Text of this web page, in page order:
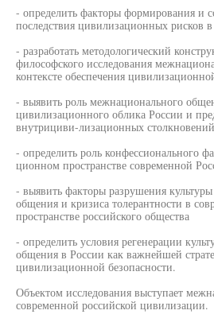
- определить факторы формирования и
последствия цивилизационных рисков
- разработать методологический
философского исследования
контексте обеспечения
- выявить роль межнационального
цивилизационного облика России и
внутрициви-лизационных
- определить роль конфессионального
ционном пространстве современной
- выявить факторы разрушения
общения и кризиса толерантности в
пространстве российского общества
- определить условия регенерации
общения в России как важнейшей
цивилизационной безопасности.
Объектом исследования выступает
современной российской цивилизации.